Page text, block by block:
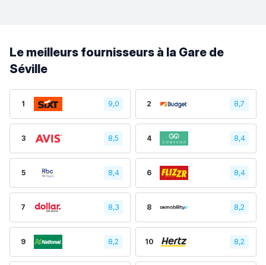
Le meilleurs fournisseurs à la Gare de
Séville
1 9,0 2 8,7
3 8,5 4 8,4
5 8,4 6 8,4
7 8,3 8 8,2
9 8,2 10 8,2